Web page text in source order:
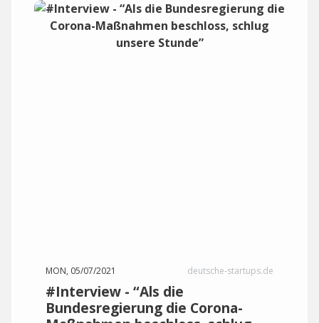
MON, 05/07/2021 deutsche-startups.de
#Interview - “Als die
Bundesregierung die Corona-